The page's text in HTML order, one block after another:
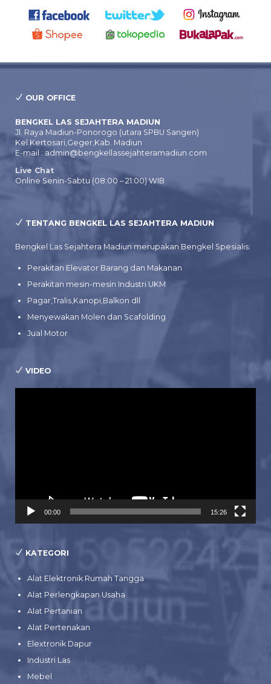
OUR OFFICE
BENGKEL LAS SEJAHTERA MADIUN
Jl. Raya Madiun-Ponorogo (utara SPBU Sangen)
Kel.Kertosari,Geger,Kab. Madiun
E-mail : admin@bengkellassejahteramadiun.com
Live Chat
Online Senin-Sabtu (08:00 – 21:00) WIB
TENTANG BENGKEL LAS SEJAHTERA MADIUN
Bengkel Las Sejahtera Madiun merupakan Bengkel Spesialis:
Perakitan Elevator Barang dan Makanan
Perakitan mesin-mesin Industri UKM
Pagar,Tralis,Kanopi,Balkon dll
Menyewakan Molen dan Scafolding
Jual Motor
VIDEO
00:00 15:26
KATEGORI
Alat Elektronik Rumah Tangga
Alat Perlengkapan Usaha
Alat Pertanian
Alat Pertenakan
Elextronik Dapur
Industri Las
Mebel